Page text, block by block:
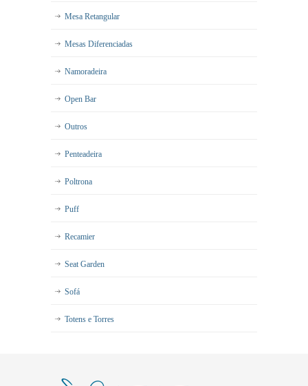
Mesa Retangular
Mesas Diferenciadas
Namoradeira
Open Bar
Outros
Penteadeira
Poltrona
Puff
Recamier
Seat Garden
Sofá
Totens e Torres